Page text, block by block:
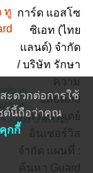
ะดวกต่อการใช้
ต์นี้ถือว่าคุณ
กกี้
ทู
ท/นาย
ท/นาย
7,000 บาท/นาย